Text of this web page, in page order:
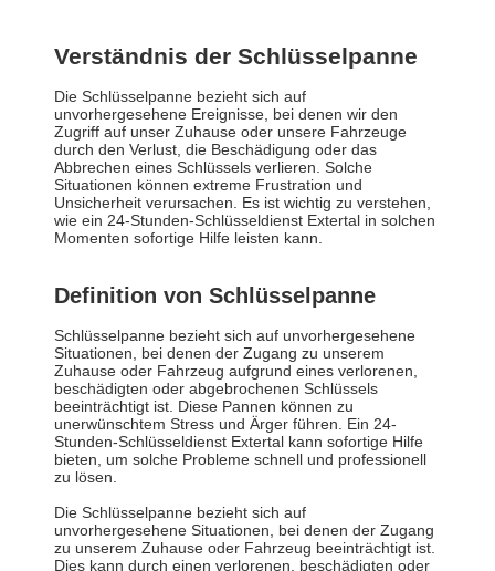
Verständnis der Schlüsselpanne
Die Schlüsselpanne bezieht sich auf
unvorhergesehene Ereignisse, bei denen wir den
Zugriff auf unser Zuhause oder unsere Fahrzeuge
durch den Verlust, die Beschädigung oder das
Abbrechen eines Schlüssels verlieren. Solche
Situationen können extreme Frustration und
Unsicherheit verursachen. Es ist wichtig zu verstehen,
wie ein 24-Stunden-Schlüsseldienst Extertal in solchen
Momenten sofortige Hilfe leisten kann.
Definition von Schlüsselpanne
Schlüsselpanne bezieht sich auf unvorhergesehene
Situationen, bei denen der Zugang zu unserem
Zuhause oder Fahrzeug aufgrund eines verlorenen,
beschädigten oder abgebrochenen Schlüssels
beeinträchtigt ist. Diese Pannen können zu
unerwünschtem Stress und Ärger führen. Ein 24-
Stunden-Schlüsseldienst Extertal kann sofortige Hilfe
bieten, um solche Probleme schnell und professionell
zu lösen.
Die Schlüsselpanne bezieht sich auf
unvorhergesehene Situationen, bei denen der Zugang
zu unserem Zuhause oder Fahrzeug beeinträchtigt ist.
Dies kann durch einen verlorenen, beschädigten oder